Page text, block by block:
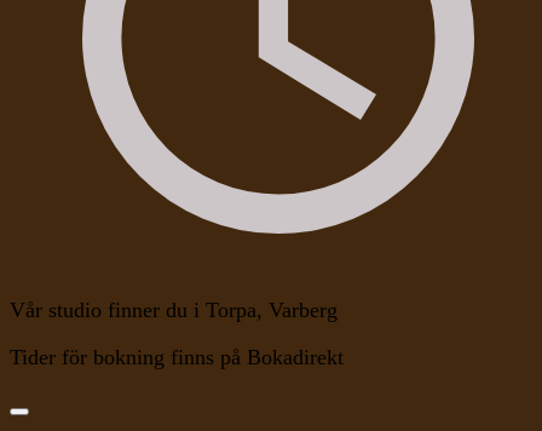
Vår studio finner du i Torpa, Varberg
Tider för bokning finns på Bokadirekt